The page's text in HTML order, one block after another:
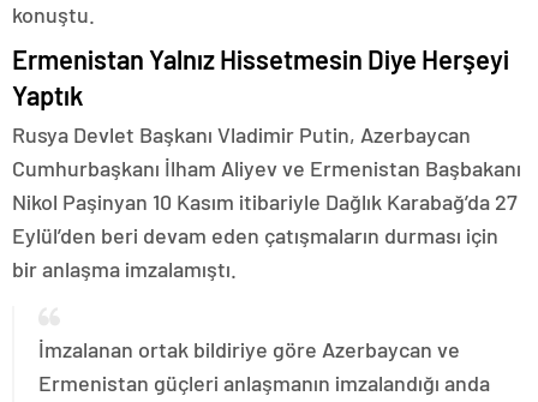
konuştu.
Ermenistan Yalnız Hissetmesin Diye Herşeyi
Yaptık
Rusya Devlet Başkanı Vladimir Putin, Azerbaycan
Cumhurbaşkanı İlham Aliyev ve Ermenistan Başbakanı
Nikol Paşinyan 10 Kasım itibariyle Dağlık Karabağ’da 27
Eylül’den beri devam eden çatışmaların durması için
bir anlaşma imzalamıştı.
İmzalanan ortak bildiriye göre Azerbaycan ve
Ermenistan güçleri anlaşmanın imzalandığı anda